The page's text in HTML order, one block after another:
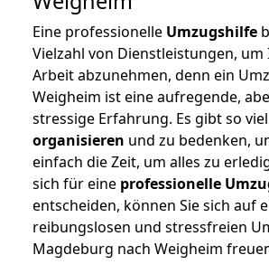
Eine professionelle Umzugshilfe
Vielzahl von Dienstleistungen, um
Arbeit abzunehmen, denn ein
Weigheim ist eine aufregende,
stressige Erfahrung. Es gibt so
organisieren und zu bedenken,
einfach die Zeit, um alles zu
sich für eine professionelle
entscheiden, können Sie sich auf
reibungslosen und stressfreien
Magdeburg nach Weigheim